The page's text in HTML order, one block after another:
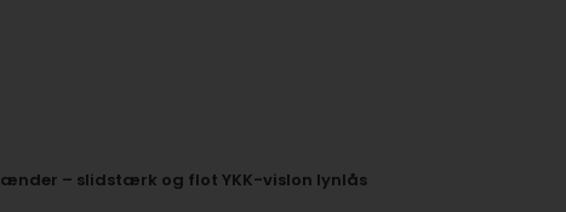
– slidstærk og flot YKK-vislon lynlås